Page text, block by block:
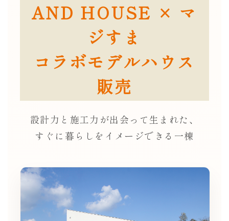
AND HOUSE × マ
ジすま
コラボモデルハウス
販売
設計力と施工力が出会って生まれた、
すぐに暮らしをイメージできる一棟